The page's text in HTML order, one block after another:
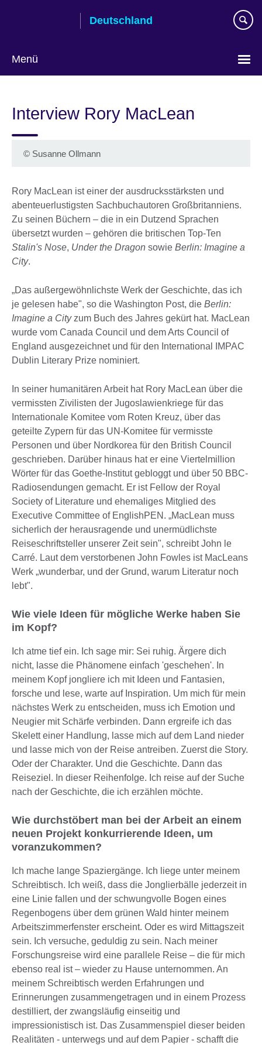
Deutschland
Menü
Interview Rory MacLean
© Susanne Ollmann
Rory MacLean ist einer der ausdrucksstärksten und
abenteuerlustigsten Sachbuchautoren Großbritanniens.
Zu seinen Büchern – die in ein Dutzend Sprachen
übersetzt wurden – gehören die britischen Top-Ten
Stalin's Nose, Under the Dragon sowie Berlin: Imagine a
City.
„Das außergewöhnlichste Werk der Geschichte, das ich
je gelesen habe", so die Washington Post, die Berlin:
Imagine a Cityzum Buch des Jahres gekürt hat. MacLean
wurde vom Canada Council und dem Arts Council of
England ausgezeichnet und für den International IMPAC
Dublin Literary Prize nominiert.
In seiner humanitären Arbeit hat Rory MacLean über die
vermissten Zivilisten der Jugoslawienkriege für das
Internationale Komitee vom Roten Kreuz, über das
geteilte Zypern für das UN-Komitee für vermisste
Personen und über Nordkorea für den British Council
geschrieben. Darüber hinaus hat er eine Viertelmillion
Wörter für das Goethe-Institut gebloggt und über 50 BBC-
Radiosendungen gemacht. Er ist Fellow der Royal
Society of Literature und ehemaliges Mitglied des
Executive Committee of EnglishPEN. „MacLean muss
sicherlich der herausragende und unermüdlichste
Reiseschriftsteller unserer Zeit sein", schreibt John le
Carré. Laut dem verstorbenen John Fowles ist MacLeans
Werk „wunderbar, und der Grund, warum Literatur noch
lebt".
Wie viele Ideen für mögliche Werke haben Sie
im Kopf?
Ich atme tief ein. Ich sage mir: Sei ruhig. Ärgere dich
nicht, lasse die Phänomene einfach 'geschehen'. In
meinem Kopf jongliere ich mit Ideen und Fantasien,
forsche und lese, warte auf Inspiration. Um mich für mein
nächstes Werk zu entscheiden, muss ich Emotion und
Neugier mit Schärfe verbinden. Dann ergreife ich das
Skelett einer Handlung, lasse mich auf dem Land nieder
und lasse mich von der Reise antreiben. Zuerst die Story.
Oder der Charakter. Und die Geschichte. Dann das
Reiseziel. In dieser Reihenfolge. Ich reise auf der Suche
nach der Geschichte, die ich erzählen möchte.
Wie durchstöbert man bei der Arbeit an einem
neuen Projekt konkurrierende Ideen, um
voranzukommen?
Ich mache lange Spaziergänge. Ich liege unter meinem
Schreibtisch. Ich weiß, dass die Jonglierbälle jederzeit in
eine Linie fallen und der schwungvolle Bogen eines
Regenbogens über dem grünen Wald hinter meinem
Arbeitszimmerfenster erscheint. Oder es wird Mittagszeit
sein. Ich versuche, geduldig zu sein. Nach meiner
Forschungsreise wird eine parallele Reise – die für mich
ebenso real ist – wieder zu Hause unternommen. An
meinem Schreibtisch werden Erfahrungen und
Erinnerungen zusammengetragen und in einem Prozess
destilliert, der zwangsläufig einseitig und
impressionistisch ist. Das Zusammenspiel dieser beiden
Realitäten - unterwegs und auf dem Papier - schafft die